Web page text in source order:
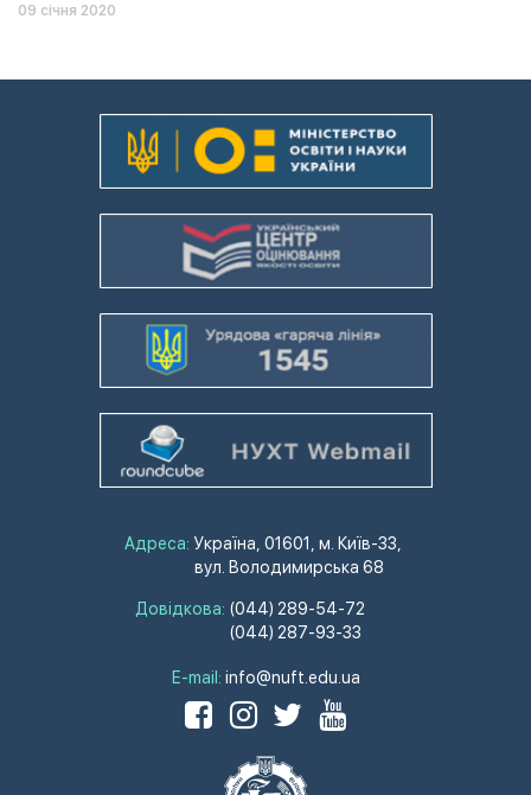
09 січня 2020
Адреса: Україна, 01601, м. Київ-33,
вул. Володимирська 68
Довідкова: (044) 289-54-72
(044) 287-93-33
E-mail: info@nuft.edu.ua